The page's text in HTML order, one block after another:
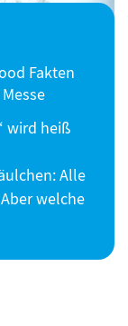
Fakten
wird heiß
Alle
welche